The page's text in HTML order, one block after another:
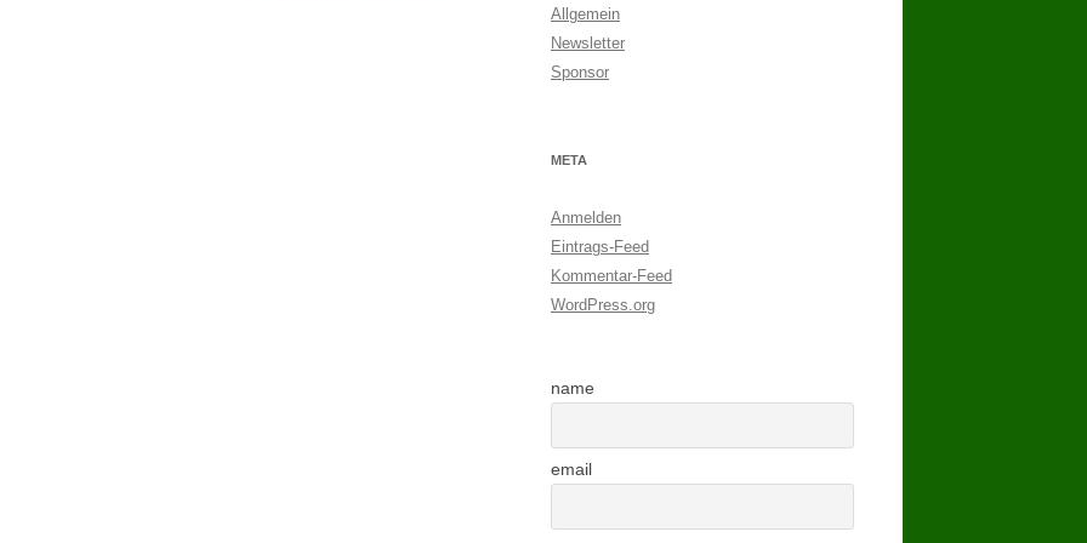
Allgemein
Newsletter
Sponsor
META
Anmelden
Eintrags-Feed
Kommentar-Feed
WordPress.org
name
email